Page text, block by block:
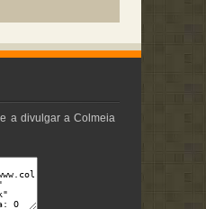
a divulgar a Colmeia